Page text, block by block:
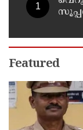
Featured